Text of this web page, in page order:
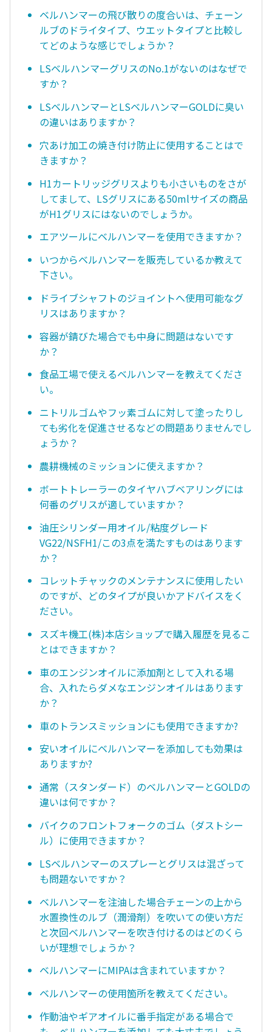
ベルハンマーの飛び散りの度合いは、チェーン
ルブのドライタイプ、ウエットタイプと比較し
てどのような感じでしょうか？
LSベルハンマーグリスのNo.1がないのはなぜで
すか？
LSベルハンマーとLSベルハンマーGOLDに臭い
の違いはありますか？
穴あけ加工の焼き付け防止に使用することはで
きますか？
H1カートリッジグリスよりも小さいものをさが
してまして、LSグリスにある50mlサイズの商品
がH1グリスにはないのでしょうか。
エアツールにベルハンマーを使用できますか？
いつからベルハンマーを販売しているか教えて
下さい。
ドライブシャフトのジョイントへ使用可能なグ
リスはありますか？
容器が錆びた場合でも中身に問題はないです
か？
食品工場で使えるベルハンマーを教えてくださ
い。
ニトリルゴムやフッ素ゴムに対して塗ったりし
ても劣化を促進させるなどの問題ありませんでし
ょうか？
農耕機械のミッションに使えますか？
ボートトレーラーのタイヤハブベアリングには
何番のグリスが適していますか？
油圧シリンダー用オイル/粘度グレード
VG22/NSFH1/この3点を満たすものはあります
か？
コレットチャックのメンテナンスに使用したい
のですが、どのタイプが良いかアドバイスをく
ださい。
スズキ機工(株)本店ショップで購入履歴を見るこ
とはできますか？
車のエンジンオイルに添加剤として入れる場
合、入れたらダメなエンジンオイルはあります
か？
車のトランスミッションにも使用できますか?
安いオイルにベルハンマーを添加しても効果は
ありますか?
通常（スタンダード）のベルハンマーとGOLDの
違いは何ですか？
バイクのフロントフォークのゴム（ダストシー
ル）に使用できますか？
LSベルハンマーのスプレーとグリスは混ざって
も問題ないですか？
ベルハンマーを注油した場合チェーンの上から
水置換性のルブ（潤滑剤）を吹いての使い方だ
と次回ベルハンマーを吹き付けるのはどのくら
いが理想でしょうか？
ベルハンマーにMIPAは含まれていますか？
ベルハンマーの使用箇所を教えてください。
作動油やギアオイルに番手指定がある場合で